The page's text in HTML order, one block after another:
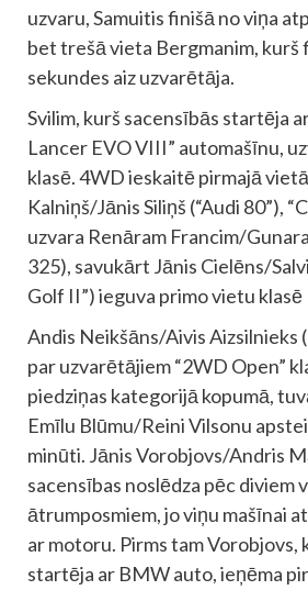
uzvaru, Samuitis finišā no viņa
bet trešā vieta Bergmanim, kurš
sekundes aiz uzvarētāja.
Svilim, kurš sacensībās startēja
Lancer EVO VIII” automašīnu,
klasē. 4WD ieskaitē pirmajā
Kalniņš/Jānis Siliņš (“Audi 80”),
uzvara Renāram Francim/
325), savukārt Jānis Cielēns/
Golf II”) ieguva primo vietu klasē
Andis Neikšāns/Aivis Aizsilnieks
par uzvarētājiem “2WD Open”
piedziņas kategorijā kopumā,
Emīlu Blūmu/Reini Vilsonu
minūti. Jānis Vorobjovs/Andris
sacensības noslēdza pēc diviem
ātrumposmiem, jo viņu mašīnai
ar motoru. Pirms tam Vorobjovs,
startēja ar BMW auto, ieņēma